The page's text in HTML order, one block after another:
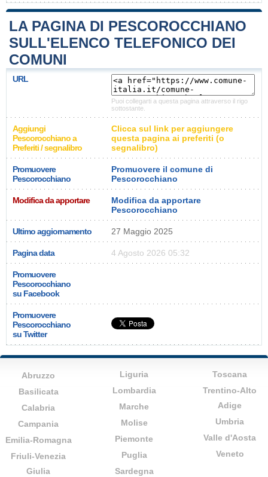
LA PAGINA DI PESCOROCCHIANO
SULL'ELENCO TELEFONICO DEI
COMUNI
URL
Puoi collegarti a questa pagina attraverso il rigo
sottostante.
Aggiungi
Pescorocchiano a
Preferiti / segnalibro
Clicca sul link per aggiungere
questa pagina ai preferiti (o
segnalibro)
Promuovere
Pescorocchiano
Promuovere il comune di
Pescorocchiano
Modifica da apportare
Modifica da apportare
Pescorocchiano
Ultimo aggiornamento 27 Maggio 2025
Pagina data 4 Agosto 2026 05:32
Promuovere
Pescorocchiano
su Facebook
Promuovere
Pescorocchiano
su Twitter
Abruzzo
Basilicata
Calabria
Campania
Emilia-Romagna
Friuli-Venezia
Giulia
Liguria
Lombardia
Marche
Molise
Piemonte
Puglia
Sardegna
Toscana
Trentino-Alto
Adige
Umbria
Valle d'Aosta
Veneto